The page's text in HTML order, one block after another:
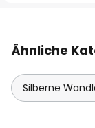
Ähnliche
Silberne